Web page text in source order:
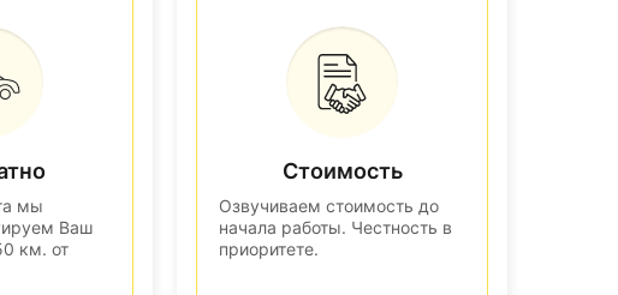
мы
Ваш
км. от
Стоимость
Озвучиваем стоимость до
начала работы. Честность в
приоритете.